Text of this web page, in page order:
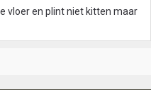
vloer en plint niet kitten maar